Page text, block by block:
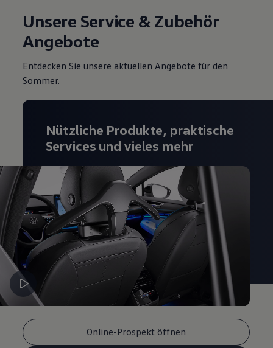
Unsere Service & Zubehör
Angebote
Entdecken Sie unsere aktuellen Angebote für den
Sommer.
Online-Prospekt öffnen
Nützliche Produkte, praktische
Services und vieles mehr